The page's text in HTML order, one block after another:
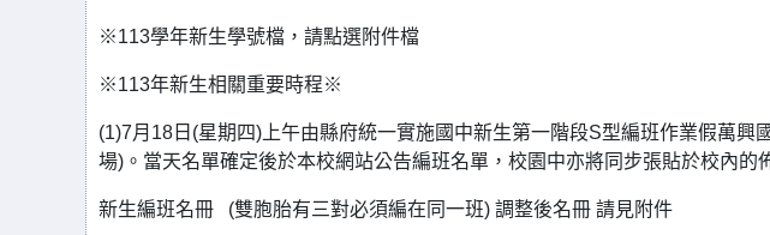
※113學年新生學號檔，請點選附件檔
※113年新生相關重要時程※
(1)7月18日(星期四)上午由縣府統一實施國中新生第一階段S型編班作業假萬興
場)。當天名單確定後於本校網站公告編班名單，校園中亦將同步張貼於校內的
新生編班名冊 (雙胞胎有三對必須編在同一班) 調整後名冊 請見附件